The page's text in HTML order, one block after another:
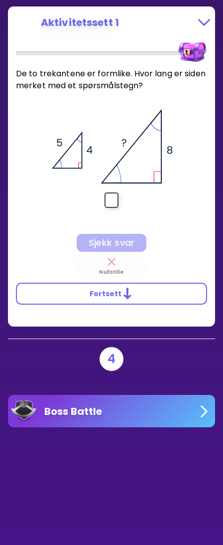
Aktivitetssett 1
De to trekantene er formlike. Hvor lang er siden
merket med et spørsmålstegn?
Sjekk svar
Nullstille
Fortsett
4
Boss Battle